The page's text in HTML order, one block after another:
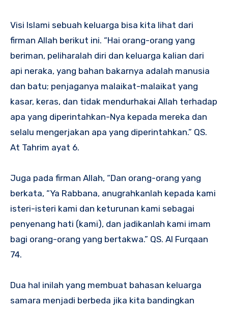
Visi Islami sebuah keluarga bisa kita lihat dari
firman Allah berikut ini. “Hai orang-orang yang
beriman, peliharalah diri dan keluarga kalian dari
api neraka, yang bahan bakarnya adalah manusia
dan batu; penjaganya malaikat-malaikat yang
kasar, keras, dan tidak mendurhakai Allah terhadap
apa yang diperintahkan-Nya kepada mereka dan
selalu mengerjakan apa yang diperintahkan.” QS.
At Tahrim ayat 6.
Juga pada firman Allah, “Dan orang-orang yang
berkata, “Ya Rabbana, anugrahkanlah kepada kami
isteri-isteri kami dan keturunan kami sebagai
penyenang hati (kami), dan jadikanlah kami imam
bagi orang-orang yang bertakwa.” QS. Al Furqaan
74.
Dua hal inilah yang membuat bahasan keluarga
samara menjadi berbeda jika kita bandingkan